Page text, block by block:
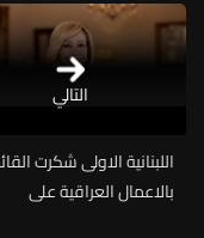
التالي
اللبنانية الاولى شكرت
بالاعمال العراقية على